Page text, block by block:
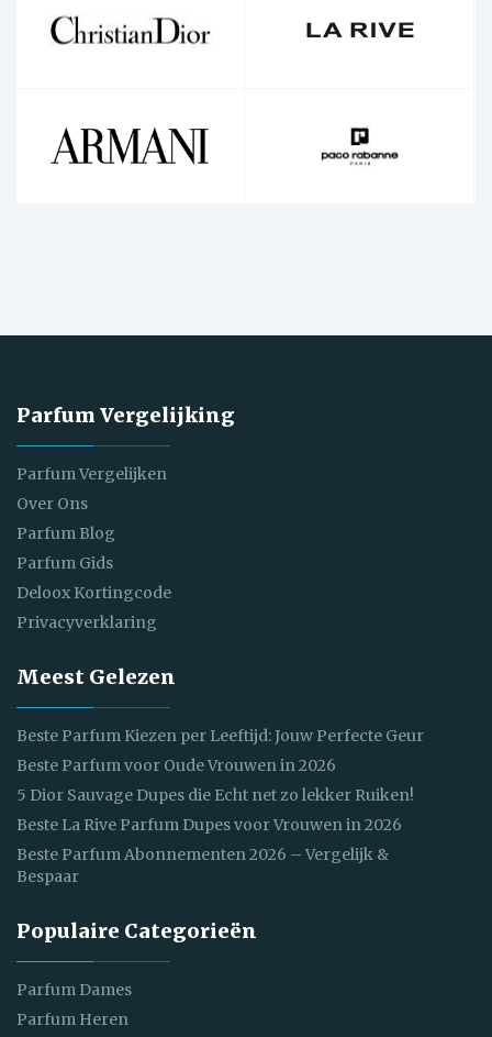
Parfum Vergelijking
Parfum Vergelijken
Over Ons
Parfum Blog
Parfum Gids
Deloox Kortingcode
Privacyverklaring
Meest Gelezen
Beste Parfum Kiezen per Leeftijd: Jouw Perfecte Geur
Beste Parfum voor Oude Vrouwen in 2026
5 Dior Sauvage Dupes die Echt net zo lekker Ruiken!
Beste La Rive Parfum Dupes voor Vrouwen in 2026
Beste Parfum Abonnementen 2026 – Vergelijk &
Bespaar
Populaire Categorieën
Parfum Dames
Parfum Heren